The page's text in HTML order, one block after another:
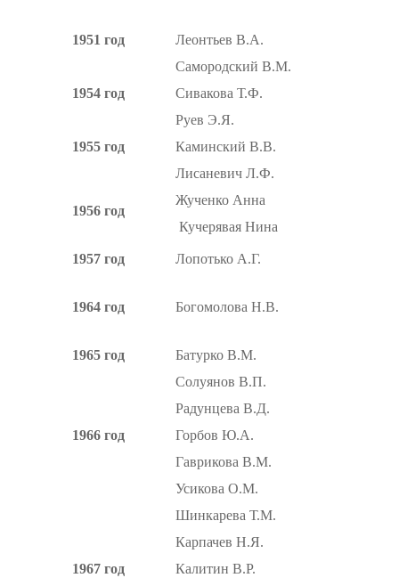
1951 год
Леонтьев В.А.
Самородский В.М.
1954 год
Сивакова Т.Ф.
Руев Э.Я.
1955 год
Каминский В.В.
Лисаневич Л.Ф.
1956 год
Жученко Анна
Кучерявая Нина
1957 год Лопотько А.Г.
1964 год Богомолова Н.В.
1965 год
Батурко В.М.
Солуянов В.П.
Радунцева В.Д.
1966 год
Горбов Ю.А.
Гаврикова В.М.
Усикова О.М.
Шинкарева Т.М.
Карпачев Н.Я.
1967 год
Калитин В.Р.